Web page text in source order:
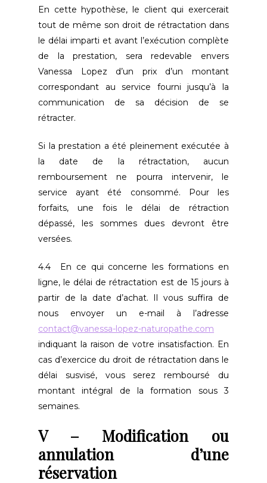
En cette hypothèse, le client qui exercerait
tout de même son droit de rétractation dans
le délai imparti et avant l’exécution complète
de la prestation, sera redevable envers
Vanessa Lopez d’un prix d’un montant
correspondant au service fourni jusqu’à la
communication de sa décision de se
rétracter.
Si la prestation a été pleinement exécutée à
la date de la rétractation, aucun
remboursement ne pourra intervenir, le
service ayant été consommé. Pour les
forfaits, une fois le délai de rétraction
dépassé, les sommes dues devront être
versées.
4.4 En ce qui concerne les formations en
ligne, le délai de rétractation est de 15 jours à
partir de la date d’achat. Il vous suffira de
nous envoyer un e-mail à l’adresse
contact@vanessa-lopez-naturopathe.com
indiquant la raison de votre insatisfaction. En
cas d’exercice du droit de rétractation dans le
délai susvisé, vous serez remboursé du
montant intégral de la formation sous 3
semaines.
V – Modification ou
annulation d’une
réservation